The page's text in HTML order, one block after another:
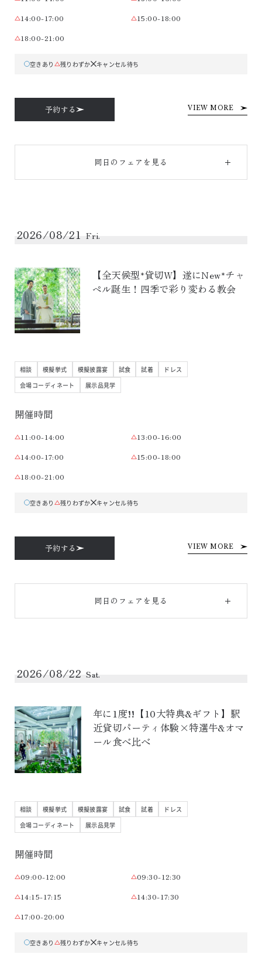
14:00-17:00
15:00-18:00
18:00-21:00
空きあり 残りわずか キャンセル待ち
予約する VIEW MORE
同日のフェアを見る
2026/08/21 Fri.
【全天候型*貸切W】遂にNew*チャ
ペル誕生！四季で彩り変わる教会
相談 模擬挙式 模擬披露宴 試食 試着
ドレス
会場コーディネート
展示品見学
開催時間
11:00-14:00
13:00-16:00
14:00-17:00
15:00-18:00
18:00-21:00
空きあり 残りわずか キャンセル待ち
予約する VIEW MORE
同日のフェアを見る
2026/08/22 Sat.
年に1度!!【10大特典&ギフト】駅
近貸切パーティ体験×特選牛&オマ
ール食べ比べ
相談 模擬挙式 模擬披露宴 試食 試着
ドレス
会場コーディネート
展示品見学
開催時間
09:00-12:00
09:30-12:30
14:15-17:15
14:30-17:30
17:00-20:00
空きあり 残りわずか キャンセル待ち